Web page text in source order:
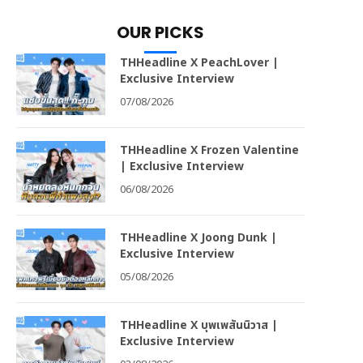
OUR PICKS
THHeadline X PeachLover |
Exclusive Interview
07/08/2026
THHeadline X Frozen Valentine
| Exclusive Interview
06/08/2026
THHeadline X Joong Dunk |
Exclusive Interview
05/08/2026
THHeadline X บุพเพสันนิวาส |
Exclusive Interview